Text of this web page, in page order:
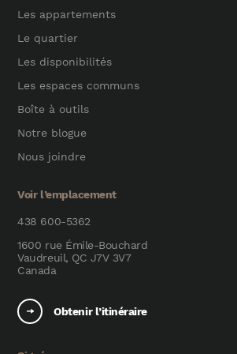
Les appartements
Le quartier
Les disponibilités
Les espaces communs
Boîte à outils
Notre blogue
Nous joindre
Voir l’emplacement
438 600-5362
1600 rue Émile-Bouchard
Vaudreuil, QC J7V 3V7
Canada
Obtenir l’itinéraire